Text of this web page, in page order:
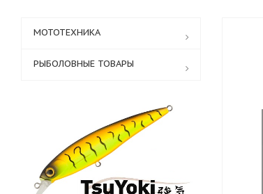
МОТОТЕХНИКА
РЫБОЛОВНЫЕ ТОВАРЫ